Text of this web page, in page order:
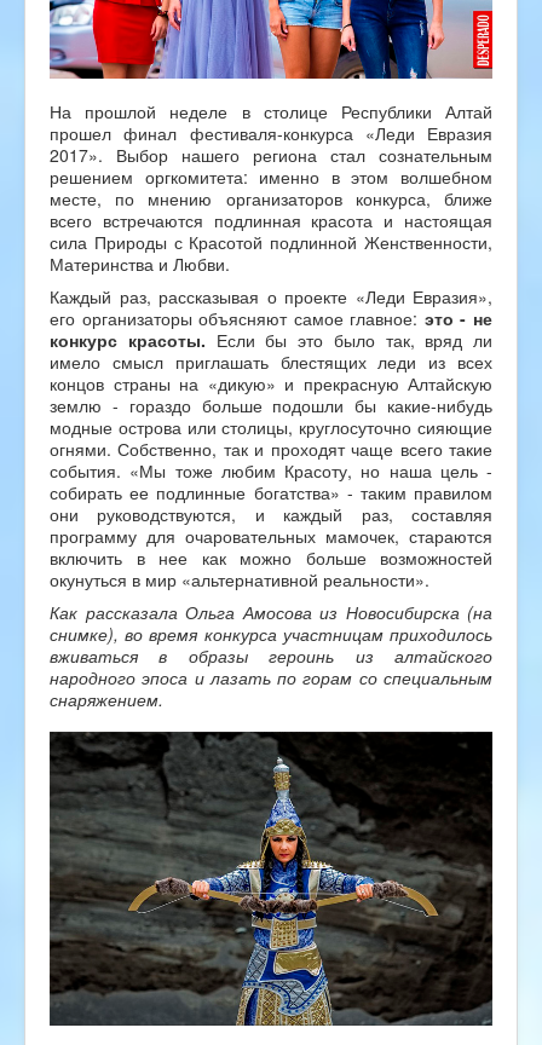
На прошлой неделе в столице Республики Алтай
прошел финал фестиваля-конкурса «Леди Евразия
2017». Выбор нашего региона стал сознательным
решением оргкомитета: именно в этом волшебном
месте, по мнению организаторов конкурса, ближе
всего встречаются подлинная красота и настоящая
сила Природы с Красотой подлинной Женственности,
Материнства и Любви.
Каждый раз, рассказывая о проекте «Леди Евразия»,
его организаторы объясняют самое главное: это - не
конкурс красоты. Если бы это было так, вряд ли
имело смысл приглашать блестящих леди из всех
концов страны на «дикую» и прекрасную Алтайскую
землю - гораздо больше подошли бы какие-нибудь
модные острова или столицы, круглосуточно сияющие
огнями. Собственно, так и проходят чаще всего такие
события. «Мы тоже любим Красоту, но наша цель -
собирать ее подлинные богатства» - таким правилом
они руководствуются, и каждый раз, составляя
программу для очаровательных мамочек, стараются
включить в нее как можно больше возможностей
окунуться в мир «альтернативной реальности».
Как рассказала Ольга Амосова из Новосибирска (на
снимке), во время конкурса участницам приходилось
вживаться в образы героинь из алтайского
народного эпоса и лазать по горам со специальным
снаряжением.